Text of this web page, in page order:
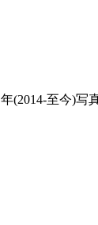
(2014-至今)写